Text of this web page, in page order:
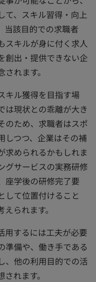
て、スキル習得・向上
当該目的での求職者
スキルが身に付く求人
創出・提供できない企
れます。
キル獲得を目指す場
は現状との乖離が大き
のため、求職者はスポ
しつつ、企業はその補
求められるかもしれま
グサービスの実務研修
座学後の研修完了要
して位置付けること
られます。
用するには工夫が必要
準備や、働き手である
、他の利用目的での活
れます。